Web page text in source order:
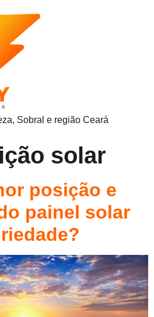
Sobral e região Ceará
solar
posição e
painel solar